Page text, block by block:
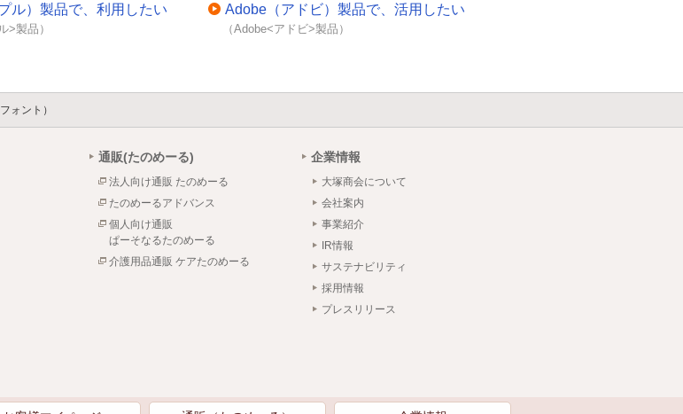
ル）製品で、利用したい
>製品）
Adobe（アドビ）製品で、活用したい
（Adobe<アドビ>製品）
ォント）
通販(たのめーる)
法人向け通販 たのめーる
たのめーるアドバンス
個人向け通販
ぱーそなるたのめーる
介護用品通販 ケアたのめーる
企業情報
大塚商会について
会社案内
事業紹介
IR情報
サステナビリティ
採用情報
プレスリリース